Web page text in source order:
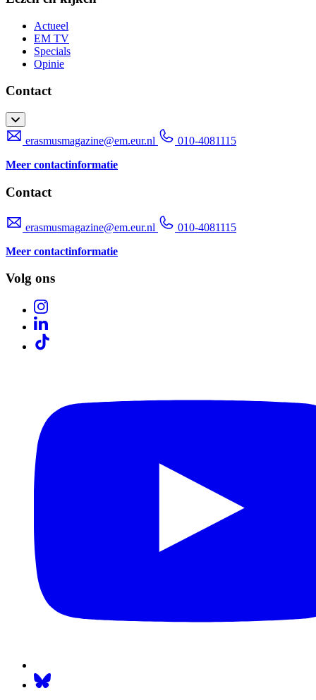
Actueel
EM TV
Specials
Opinie
Contact
erasmusmagazine@em.eur.nl
010-4081115
Meer contactinformatie
Contact
erasmusmagazine@em.eur.nl
010-4081115
Meer contactinformatie
Volg ons